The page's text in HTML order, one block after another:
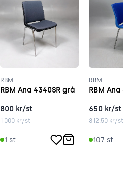
RBM
RBM Ana 4340SR grå
800 kr/st
1 000 kr/st
1 st
RBM
RBM Ana
650 kr/st
812.50kr/st
107 st